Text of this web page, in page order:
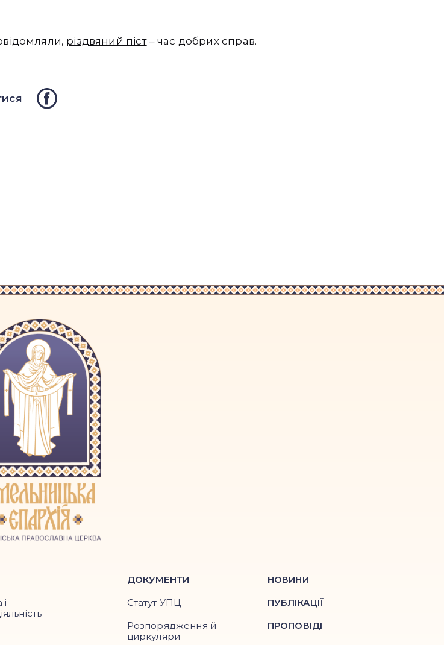
різдвяний піст– час добрих справ.
ДОКУМЕНТИ
Статут УПЦ
Розпорядження й
циркуляри
НОВИНИ
ПУБЛІКАЦІЇ
ПРОПОВІДІ